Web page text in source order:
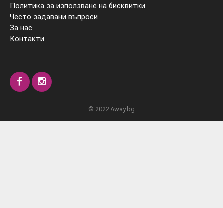
Политика за използване на бисквитки
Често задавани въпроси
За нас
Контакти
© 2022 Away.bg